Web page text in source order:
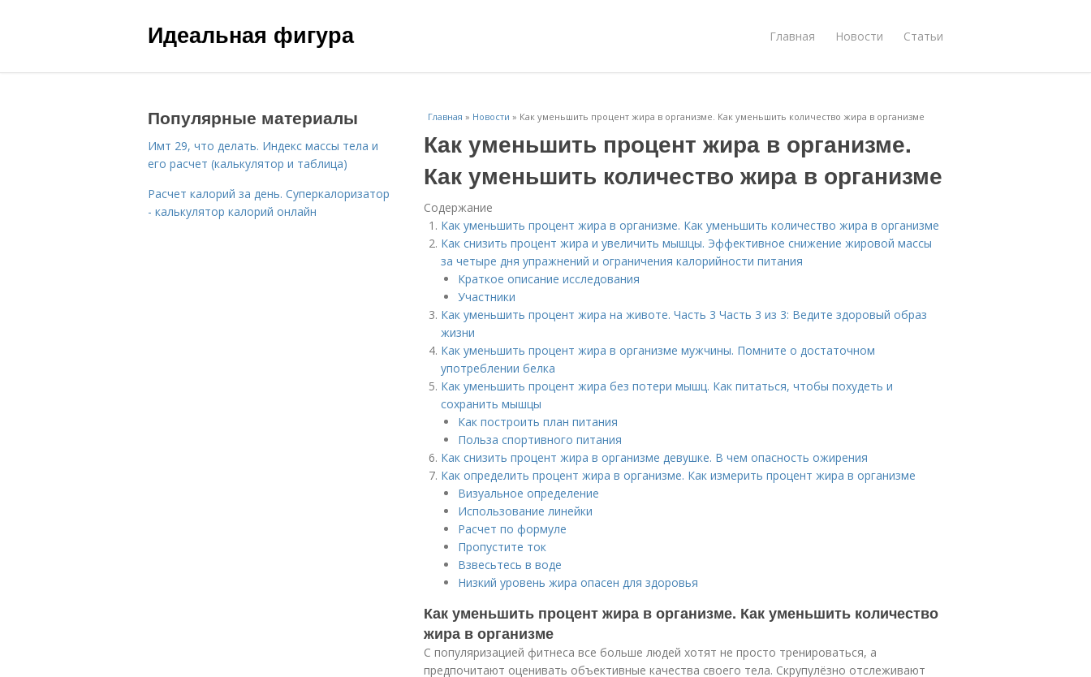
Идеальная фигура Главная Новости Статьи
Главная » Новости » Как уменьшить процент жира в организме. Как уменьшить количество жира в организме
Как уменьшить процент жира в организме.
Как уменьшить количество жира в организме
Содержание
Как уменьшить процент жира в организме. Как уменьшить количество жира в организме
Как снизить процент жира и увеличить мышцы. Эффективное снижение жировой массы
за четыре дня упражнений и ограничения калорийности питания
Краткое описание исследования
Участники
Как уменьшить процент жира на животе. Часть 3 Часть 3 из 3: Ведите здоровый образ
жизни
Как уменьшить процент жира в организме мужчины. Помните о достаточном
употреблении белка
Как уменьшить процент жира без потери мышц. Как питаться, чтобы похудеть и
сохранить мышцы
Как построить план питания
Польза спортивного питания
Как снизить процент жира в организме девушке. В чем опасность ожирения
Как определить процент жира в организме. Как измерить процент жира в организме
Визуальное определение
Использование линейки
Расчет по формуле
Пропустите ток
Взвесьтесь в воде
Низкий уровень жира опасен для здоровья
Как уменьшить процент жира в организме. Как уменьшить количество
жира в организме
С популяризацией фитнеса все больше людей хотят не просто тренироваться, а
предпочитают оценивать объективные качества своего тела. Скрупулёзно отслеживают
Популярные материалы
Имт 29, что делать. Индекс массы тела и
его расчет (калькулятор и таблица)
Расчет калорий за день. Суперкалоризатор
- калькулятор калорий онлайн